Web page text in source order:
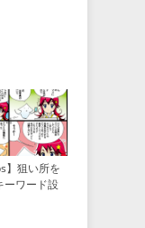
】狙い所を
ーワード設